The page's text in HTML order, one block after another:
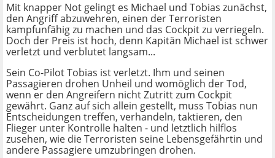
Mit knapper Not gelingt es Michael und Tobias zunächst,
den Angriff abzuwehren, einen der Terroristen
kampfunfähig zu machen und das Cockpit zu verriegeln.
Doch der Preis ist hoch, denn Kapitän Michael ist schwer
verletzt und verblutet langsam...
Sein Co-Pilot Tobias ist verletzt. Ihm und seinen
Passagieren drohen Unheil und womöglich der Tod,
wenn er den Angreifern nicht Zutritt zum Cockpit
gewährt. Ganz auf sich allein gestellt, muss Tobias nun
Entscheidungen treffen, verhandeln, taktieren, den
Flieger unter Kontrolle halten - und letztlich hilflos
zusehen, wie die Terroristen seine Lebensgefährtin und
andere Passagiere umzubringen drohen.